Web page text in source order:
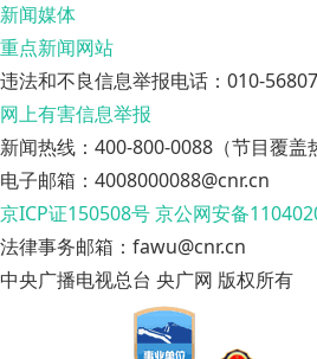
新闻媒体
重点新闻网站
违法和不良信息举报电话：010-
网上有害信息举报
新闻热线：400-800-0088（节目覆盖
电子邮箱：4008000088@cnr.cn
京ICP证150508号京公网安备
法律事务邮箱：fawu@cnr.cn
中央广播电视总台 央广网 版权所有